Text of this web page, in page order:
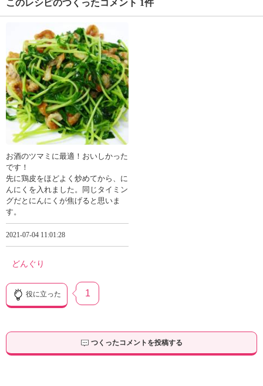
このレシピのつくったコメント 1件
お酒のツマミに最適！おいしかった
です！
先に鶏皮をほどよく炒めてから、に
んにくを入れました。同じタイミン
グだとにんにくが焦げると思いま
す。
2021-07-04 11:01:28
どんぐり
役に立った 1
つくったコメントを投稿する